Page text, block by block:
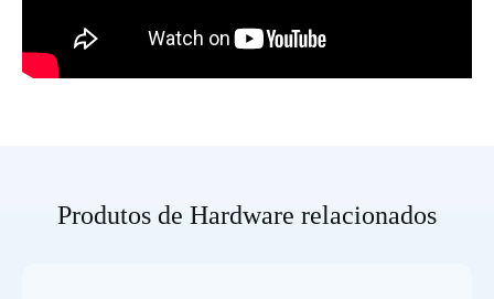
Produtos de Hardware relacionados